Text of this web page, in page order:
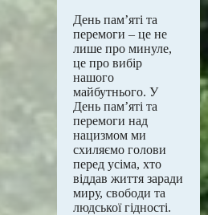
День пам’яті та
перемоги – це не
лише про минуле,
це про вибір
нашого
майбутнього. У
День пам’яті та
перемоги над
нацизмом ми
схиляємо голови
перед усіма, хто
віддав життя заради
миру, свободи та
людської гідності.